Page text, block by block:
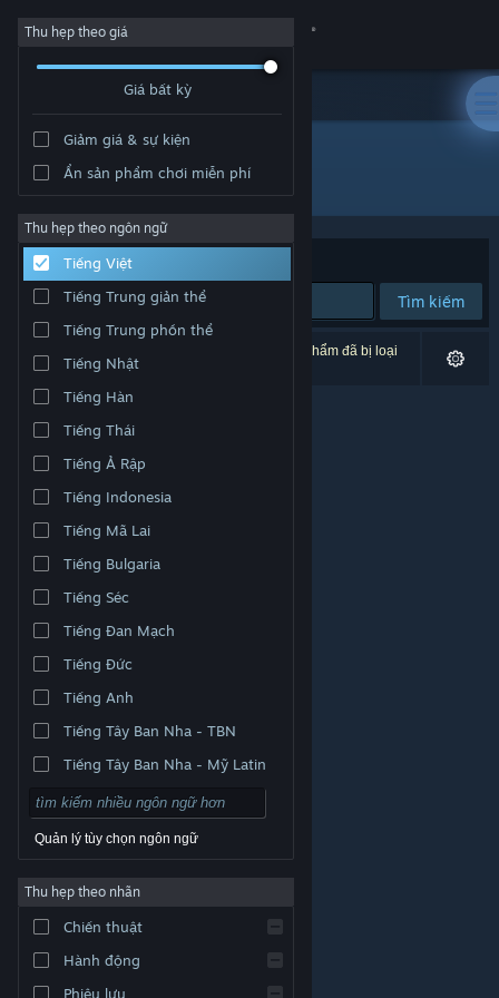
Đăng nhập
Cộng đồng
Thông tin
Hỗ trợ
Thay đổi ngôn ngữ
Cài ứng dụng Steam di động
Xem web cho desktop
thương hiệu là tài sản của chủ sở hữu tương ứng tại
Pháp lý
Hỗ trợ tiếp cận
ký Steam
|Hoàn tiền|
Thu hẹp theo giá
Giá bất kỳ
Giảm giá & sự kiện
Ẩn sản phẩm chơi miễn phí
Thu hẹp theo ngôn ngữ
Tiếng Việt
Tiếng Trung giản thể
Tiếng Trung phồn thể
Tiếng Nhật
Tiếng Hàn
Tiếng Thái
Tiếng Ả Rập
Tiếng Indonesia
Tiếng Mã Lai
Tiếng Bulgaria
Tiếng Séc
Tiếng Đan Mạch
Tiếng Đức
Tiếng Anh
Tiếng Tây Ban Nha - TBN
Tiếng Tây Ban Nha - Mỹ Latin
Quản lý tùy chọn ngôn ngữ
Thu hẹp theo nhãn
Chiến thuật
Hành động
Phiêu lưu
Nhà phát triển: TuanisApps
Xếp theo Độ liên quan
Tìm kiếm
0 kết quả phù hợp tìm kiếm của bạn. 6 tựa sản phẩm đã bị loại
trừ dựa trên tùy chỉnh của bạn.